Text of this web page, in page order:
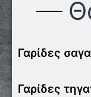
Γαρίδες
Γαρίδες